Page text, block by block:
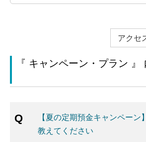
アクセ
『 キャンペーン・プラン 』
【夏の定期預金キャンペーン
教えてください